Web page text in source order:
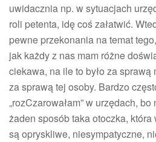
uwidacznia np. w sytuacjach
roli petenta, idę coś załatwić.
pewne przekonania na temat
jak każdy z nas mam różne
ciekawa, na ile to było za sprawą
za sprawą tej osoby. Bardzo
„rozCzarowałam” w urzędach,
żaden sposób taka otoczka, która
są opryskliwe, niesympatyczne,